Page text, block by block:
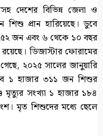
দেশের বিভিন্ন জেলা ও
প্রান হারিয়েছে। ডুবে
জন এবং ৬ থেকে ১০ বছর
ডিজাস্টার ফোরামের
২০২৫ সালের জানুয়ারি
১ হাজার ৩১১ জন শিশুর
মৃত্যুর সংখ্যা ১ হাজার ১৮৪
মৃত শিশুদের মধ্যে ছেলে